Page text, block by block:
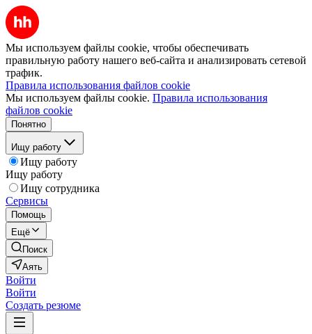
Мы используем файлы cookie, чтобы обеспечивать
правильную работу нашего веб-сайта и анализировать сетевой
трафик.
Правила использования файлов cookie
Мы используем файлы cookie. Правила использования
файлов cookie
Понятно
Ищу работу
Ищу работу
Ищу работу
Ищу сотрудника
Сервисы
Помощь
Ещё
Поиск
Аять
Войти
Войти
Создать резюме